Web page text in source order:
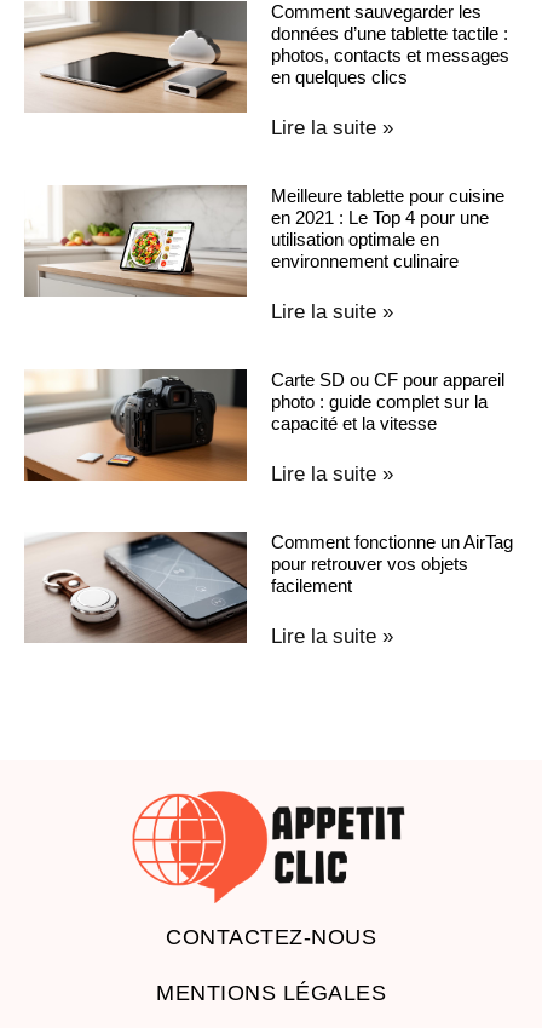
Comment sauvegarder les
données d’une tablette tactile :
photos, contacts et messages
en quelques clics
Lire la suite »
Meilleure tablette pour cuisine
en 2021 : Le Top 4 pour une
utilisation optimale en
environnement culinaire
Lire la suite »
Carte SD ou CF pour appareil
photo : guide complet sur la
capacité et la vitesse
Lire la suite »
Comment fonctionne un AirTag
pour retrouver vos objets
facilement
Lire la suite »
CONTACTEZ-NOUS
MENTIONS LÉGALES